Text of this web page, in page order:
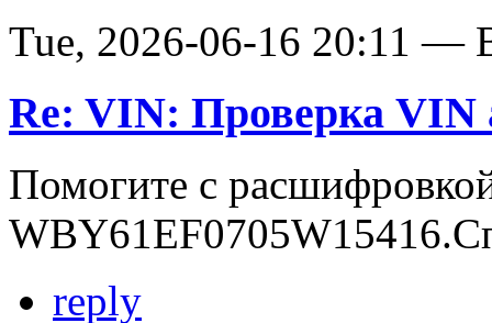
Tue, 2026-06-16 20:11 —
Re: VIN: Проверка VIN
Помогите с
reply